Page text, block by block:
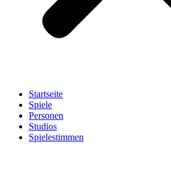
Startseite
Spiele
Personen
Studios
Spielestimmen